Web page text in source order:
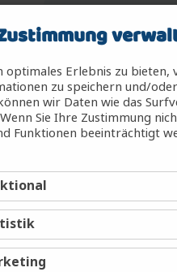
(m/w/d)
(m/w/d)
optimales Erlebnis zu bieten,
zu speichern und/
wir Daten wie das
Sie Ihre Zustimmung
Funktionen beeinträchtigt